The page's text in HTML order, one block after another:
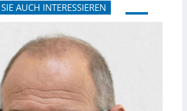
AUCH INTERESSIEREN